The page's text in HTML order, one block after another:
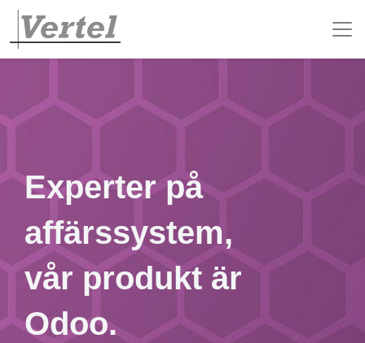
Experter på
affärssystem,
vår produkt är
Odoo.